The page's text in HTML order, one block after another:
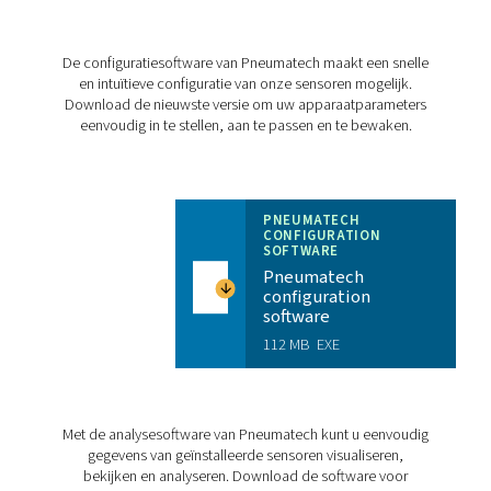
Belasting
Behuizing
Meetgedeelte
Flow Check
Compact
BROCHURE